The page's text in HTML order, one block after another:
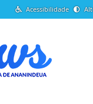
Acessibilidade